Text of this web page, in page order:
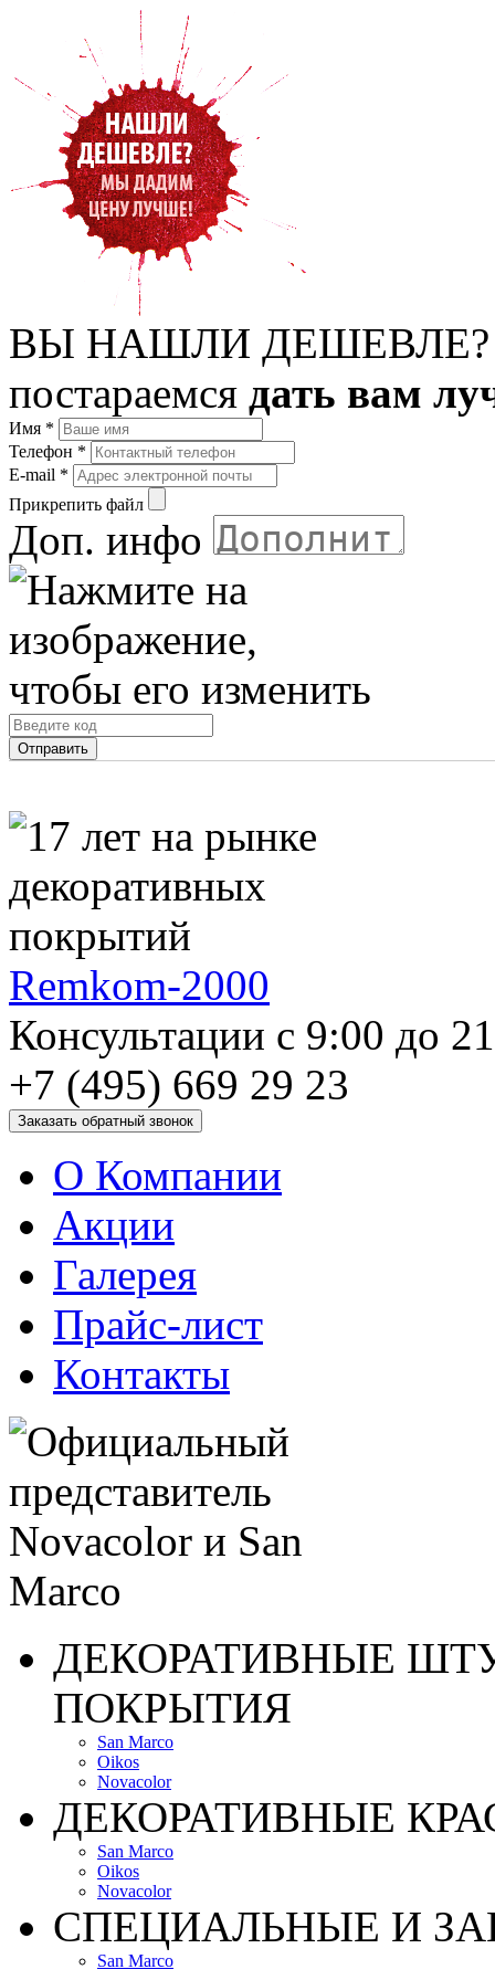
ВЫ НАШЛИ ДЕШЕВЛЕ?
постараемся дать вам
Имя *
Телефон *
E-mail *
Прикрепить файл
Доп. инфо
Remkom-2000
Консультации с 9:00 до
+7 (495) 669 29 23
О Компании
Акции
Галерея
Прайс-лист
Контакты
ДЕКОРАТИВНЫЕ
ПОКРЫТИЯ
San Marco
Oikos
Novacolor
ДЕКОРАТИВНЫЕ
San Marco
Oikos
Novacolor
СПЕЦИАЛЬНЫЕ И
San Marco